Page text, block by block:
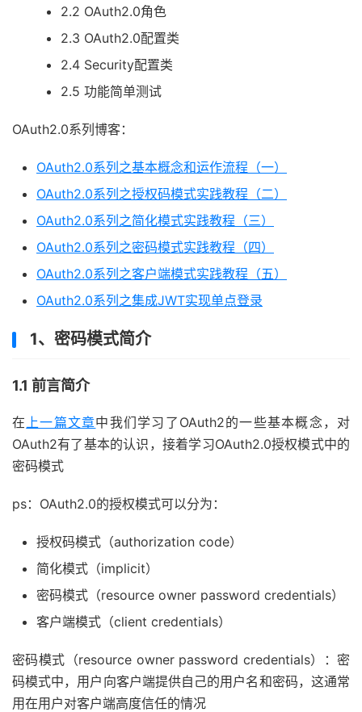
2.2 OAuth2.0角色
2.3 OAuth2.0配置类
2.4 Security配置类
2.5 功能简单测试
OAuth2.0系列博客：
OAuth2.0系列之基本概念和运作流程（一）
OAuth2.0系列之授权码模式实践教程（二）
OAuth2.0系列之简化模式实践教程（三）
OAuth2.0系列之密码模式实践教程（四）
OAuth2.0系列之客户端模式实践教程（五）
OAuth2.0系列之集成JWT实现单点登录
1、密码模式简介
1.1 前言简介
在上一篇文章中我们学习了OAuth2的一些基本概念，对
OAuth2有了基本的认识，接着学习OAuth2.0授权模式中的
密码模式
ps：OAuth2.0的授权模式可以分为：
授权码模式（authorization code）
简化模式（implicit）
密码模式（resource owner password credentials）
客户端模式（client credentials）
密码模式（resource owner password credentials）：密
码模式中，用户向客户端提供自己的用户名和密码，这通常
用在用户对客户端高度信任的情况